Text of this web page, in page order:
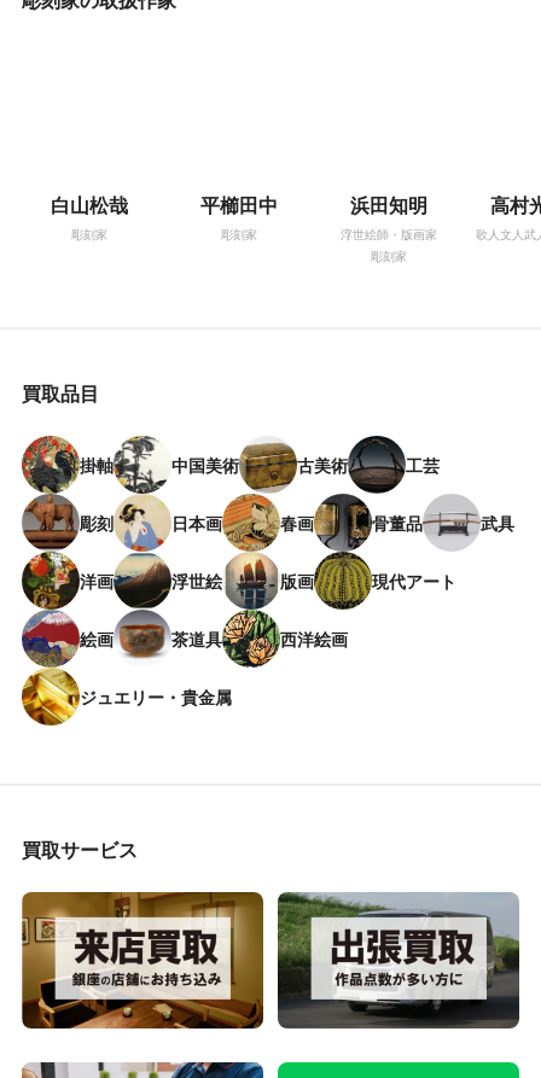
白山松哉
彫刻家
平櫛田中
彫刻家
浜田知明
浮世絵師・版画家
彫刻家
高村
歌人文人武
買取品目
掛軸 中国美術 古美術 工芸
彫刻 日本画 春画 骨董品 武具
洋画 浮世絵 版画 現代アート
絵画 茶道具 西洋絵画
ジュエリー・貴金属
買取サービス